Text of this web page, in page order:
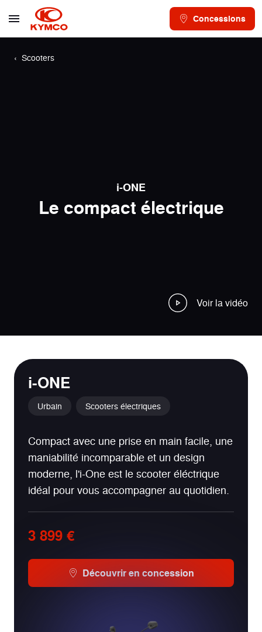
Concessions
Scooters
i-ONE
Le compact électrique
Voir la vidéo
i-ONE
Urbain Scooters électriques
Compact avec une prise en main facile, une
maniabilité incomparable et un design
moderne, l'i-One est le scooter éléctrique
idéal pour vous accompagner au quotidien.
3 899 €
Découvrir en concession